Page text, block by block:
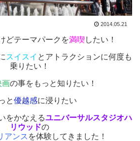
2014.05.21
どテーマパークを満喫したい！
スイスイ とアトラクションに何度も
乗りたい！
画の事をもっと知りたい！
と優越感に浸りたい
をかなえるユニバーサルスタジオハ
リウッドの
アンス を体験してきました！